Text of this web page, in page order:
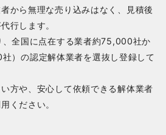
から無理な売り込みはなく、見積後
行します。
、全国に点在する業者約75,000社か
）の認定解体業者を選抜し登録して
方や、安心して依頼できる解体業者
ください。